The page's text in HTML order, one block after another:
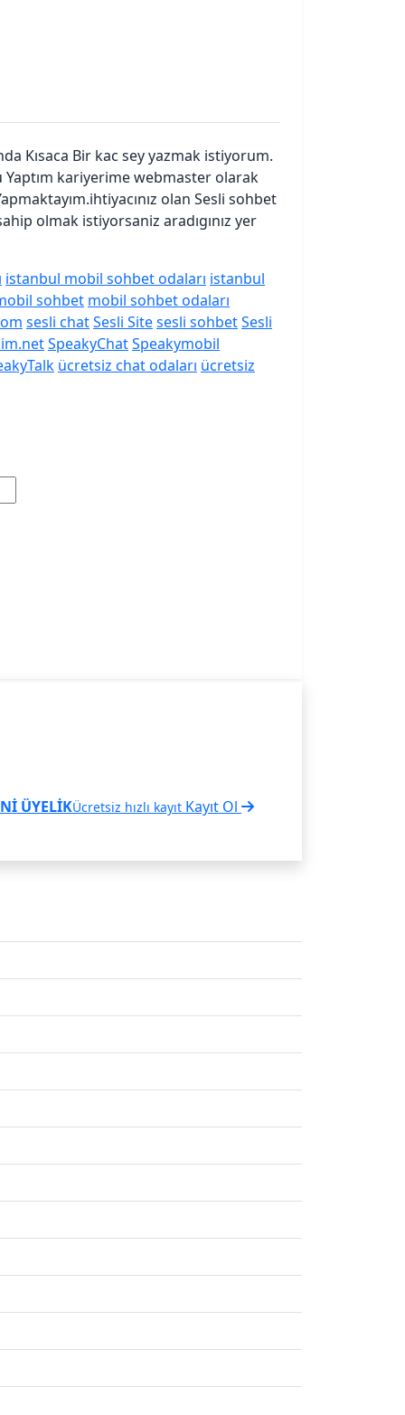
Kısaca Bir kac sey yazmak istiyorum.
Yaptım kariyerime webmaster olarak
olan Sesli sohbet
olmak istiyorsaniz aradıgınız yer
istanbul mobil sohbet odaları istanbul
sohbet mobil sohbet odaları
sesli chatSesli Sitesesli sohbetSesli
SpeakyChatSpeakymobil
ücretsiz chat odaları ücretsiz
ÜYELİKÜcretsiz hızlı kayıt Kayıt Ol